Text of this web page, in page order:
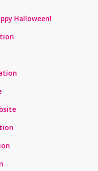
Halloween!